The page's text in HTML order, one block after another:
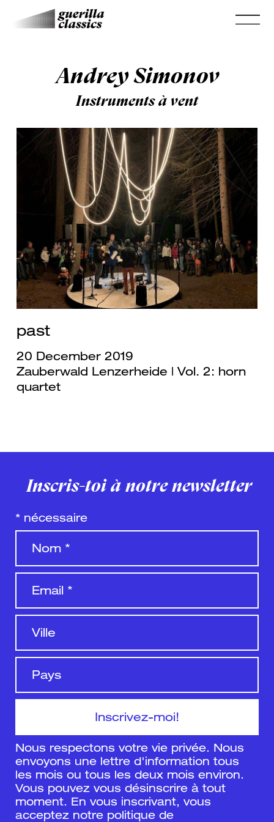
Andrey Simonov
Instruments à vent
past
20 December 2019
Zauberwald Lenzerheide | Vol. 2: horn
quartet
Inscris-toi à notre newsletter
* nécessaire
Nous respectons votre vie privée. Nous
envoyons une lettre d'information tous
les mois ou tous les deux mois environ.
Vous pouvez vous désinscrire à tout
moment. En vous inscrivant, vous
acceptez notre politique de